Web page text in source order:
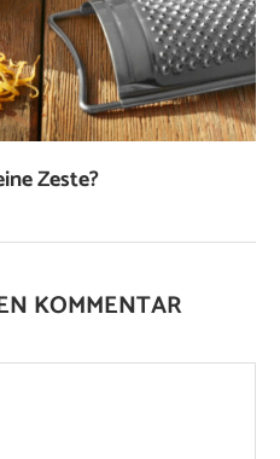
Zeste?
KOMMENTAR